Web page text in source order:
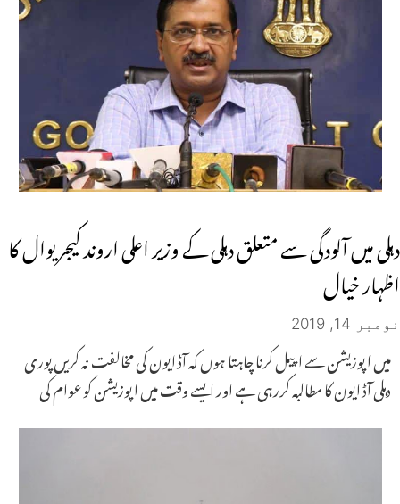
دہلی میں آلودگی سے متعلق دہلی کے وزیر اعلی اروند کیجریوال کا
اظہار خیال
نومبر 14, 2019
میں اپوزیشن سے اپیل کرنا چاہتا ہوں کہ آڈ ایون کی مخالفت نہ کریں پوری
دہلی آڈ ایون کا مطالبہ کررہی ہے اور ایسے وقت میں اپوزیشن کو عوام کی